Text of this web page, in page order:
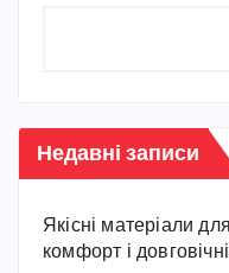
Недавні записи
Якісні матеріали
комфорт і